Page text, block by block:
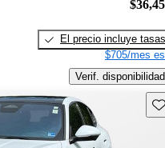
El precio incluye tasas
$705/mes
Verif. disponibilidad